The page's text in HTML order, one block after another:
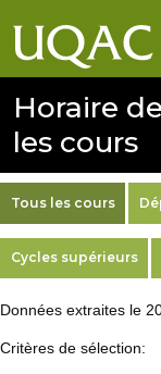
Horaire
les cours
Tous les cours
Cycles supérieurs
Données extraites le
Critères de sélection: